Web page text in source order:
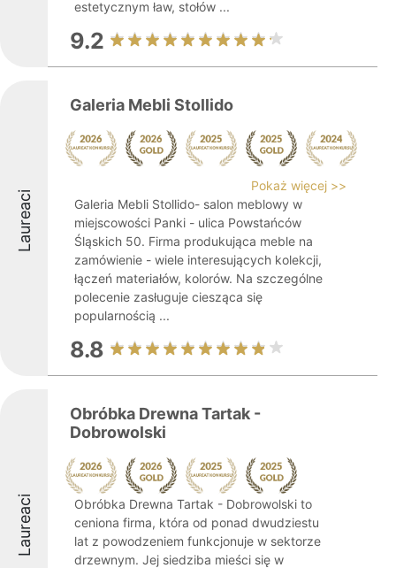
estetycznym ław, stołów ...
9.2
Laureaci
Galeria Mebli Stollido
Pokaż więcej >>
Galeria Mebli Stollido- salon meblowy w
miejscowości Panki - ulica Powstańców
Śląskich 50. Firma produkująca meble na
zamówienie - wiele interesujących kolekcji,
łączeń materiałów, kolorów. Na szczególne
polecenie zasługuje ciesząca się
popularnością ...
8.8
Laureaci
Obróbka Drewna Tartak -
Dobrowolski
Obróbka Drewna Tartak - Dobrowolski to
ceniona firma, która od ponad dwudziestu
lat z powodzeniem funkcjonuje w sektorze
drzewnym. Jej siedziba mieści się w